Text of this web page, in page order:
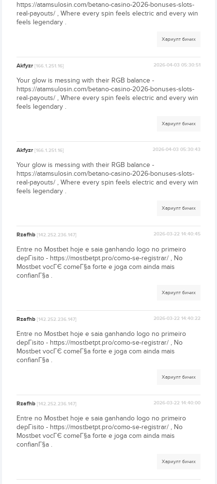
https://atamsulosin.com/betano-casino-2026-bonuses-slots-
real-payouts/ , Where every spin feels electric and every win
feels legendary .
Хариулт бичих
Akfyzr[166.1.251.16] 2026-04-03 05:30:51
Your glow is messing with their RGB balance -
https://atamsulosin.com/betano-casino-2026-bonuses-slots-
real-payouts/ , Where every spin feels electric and every win
feels legendary .
Хариулт бичих
Akfyzr[166.1.251.16] 2026-04-03 05:30:43
Your glow is messing with their RGB balance -
https://atamsulosin.com/betano-casino-2026-bonuses-slots-
real-payouts/ , Where every spin feels electric and every win
feels legendary .
Хариулт бичих
Rzafhb[142.252.236.147] 2026-03-22 14:40:45
Entre no Mostbet hoje e saia ganhando logo no primeiro
depГіsito - https://mostbetpt.pro/como-se-registrar/ , No
Mostbet vocГЄ comeГ§a forte e joga com ainda mais
confianГ§a .
Хариулт бичих
Rzafhb[142.252.236.147] 2026-03-22 14:40:22
Entre no Mostbet hoje e saia ganhando logo no primeiro
depГіsito - https://mostbetpt.pro/como-se-registrar/ , No
Mostbet vocГЄ comeГ§a forte e joga com ainda mais
confianГ§a .
Хариулт бичих
Rzafhb[142.252.236.147] 2026-03-22 14:40:00
Entre no Mostbet hoje e saia ganhando logo no primeiro
depГіsito - https://mostbetpt.pro/como-se-registrar/ , No
Mostbet vocГЄ comeГ§a forte e joga com ainda mais
confianГ§a .
Хариулт бичих